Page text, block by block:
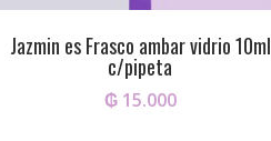
Jazmin es Frasco ambar vidrio 10ml
c/pipeta
₲15.000